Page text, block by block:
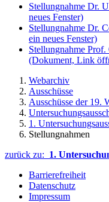
Stellungnahme Dr.
neues Fenster)
Stellungnahme Dr.
ein neues Fenster)
Stellungnahme
(Dokument, Link
Webarchiv
Ausschüsse
Ausschüsse der 19.
1.
Stellungnahmen
zurück zu: 1.
Barrierefreiheit
Datenschutz
Impressum